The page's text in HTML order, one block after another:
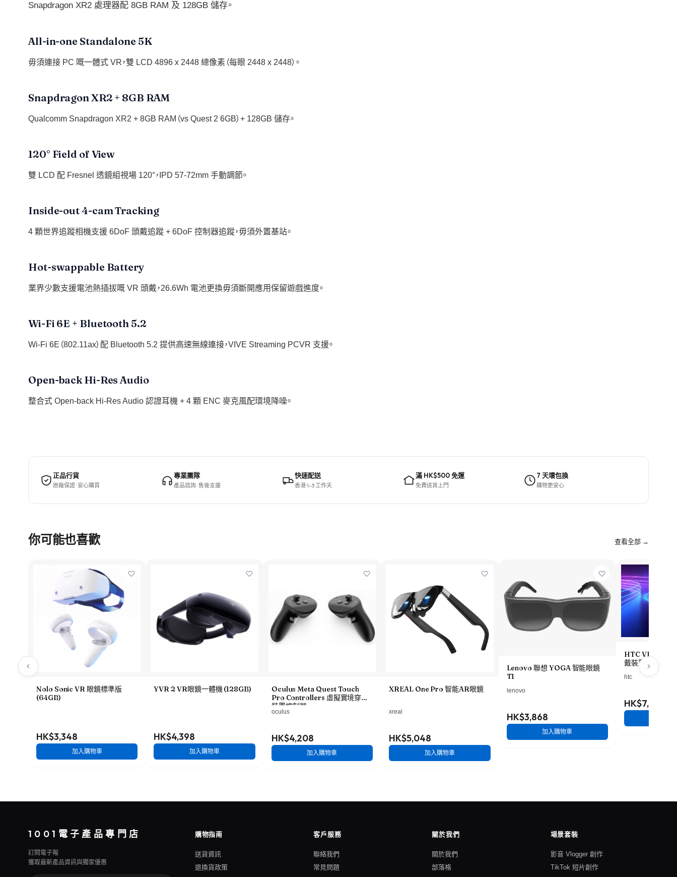
Snapdragon XR2 處理器配 8GB RAM 及 128GB 儲存。
All-in-one Standalone 5K
毋須連接 PC 嘅一體式 VR，雙 LCD 4896 x 2448 總像素（每眼 2448 x 2448）。
Snapdragon XR2 + 8GB RAM
Qualcomm Snapdragon XR2 + 8GB RAM（vs Quest 2 6GB）+ 128GB 儲存。
120° Field of View
雙 LCD 配 Fresnel 透鏡組視場 120°，IPD 57-72mm 手動調節。
Inside-out 4-cam Tracking
4 顆世界追蹤相機支援 6DoF 頭戴追蹤 + 6DoF 控制器追蹤，毋須外置基站。
Hot-swappable Battery
業界少數支援電池熱插拔嘅 VR 頭戴，26.6Wh 電池更換毋須斷開應用保留遊戲進度。
Wi-Fi 6E + Bluetooth 5.2
Wi-Fi 6E（802.11ax）配 Bluetooth 5.2 提供高速無線連接，VIVE Streaming PCVR 支援。
Open-back Hi-Res Audio
整合式 Open-back Hi-Res Audio 認證耳機 + 4 顆 ENC 麥克風配環境降噪。
正品行貨
原廠保證 · 安心購買
專業團隊
產品諮詢 · 售後支援
快速配送
香港 1–3 工作天
滿 HK$500 免運
免費送貨上門
7 天壞包換
購物更安心
你可能也喜歡 查看全部 →
Nolo Sonic VR 眼鏡標準版
(64GB)
HK$3,348
加入購物車
YVR 2 VR眼鏡一體機 (128GB)
HK$4,398
加入購物車
Oculus Meta Quest Touch
Pro Controllers 虛擬實境穿戴
裝置控制器
oculus
HK$4,208
加入購物車
XREAL One Pro 智能AR眼鏡
xreal
HK$5,048
加入購物車
Lenovo 聯想 YOGA 智能眼鏡
T1
lenovo
HK$3,868
加入購物車
HTC VIVE XR
戴裝置
htc
HK$7,568
1001電子產品專門店
訂閱電子報
獲取最新產品資訊與獨家優惠
購物指南
送貨資訊
退換貨政策
客戶服務
聯絡我們
常見問題
關於我們
關於我們
部落格
場景套裝
影音 Vlogger 創作
TikTok 短片創作